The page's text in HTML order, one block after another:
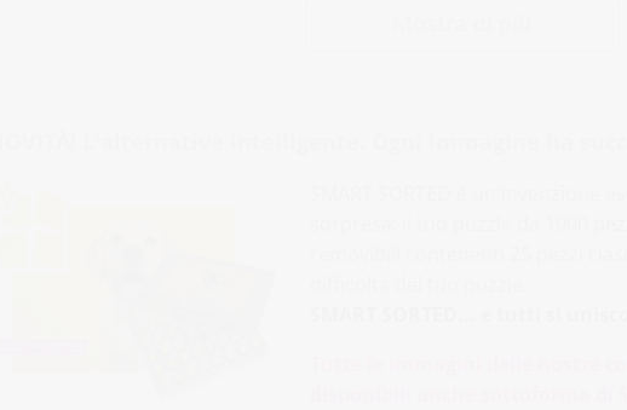
NOVITÀ! L'alternativa intelligente. Ogni immagine ha
SMART SORTED è un'invenzione
sorpresa: il tuo puzzle da 1000
removibili contenenti 25 pezzi
SMART SORTED... e tutti si
Tutte le immagini delle nostre
disponibili anche sottoforma di